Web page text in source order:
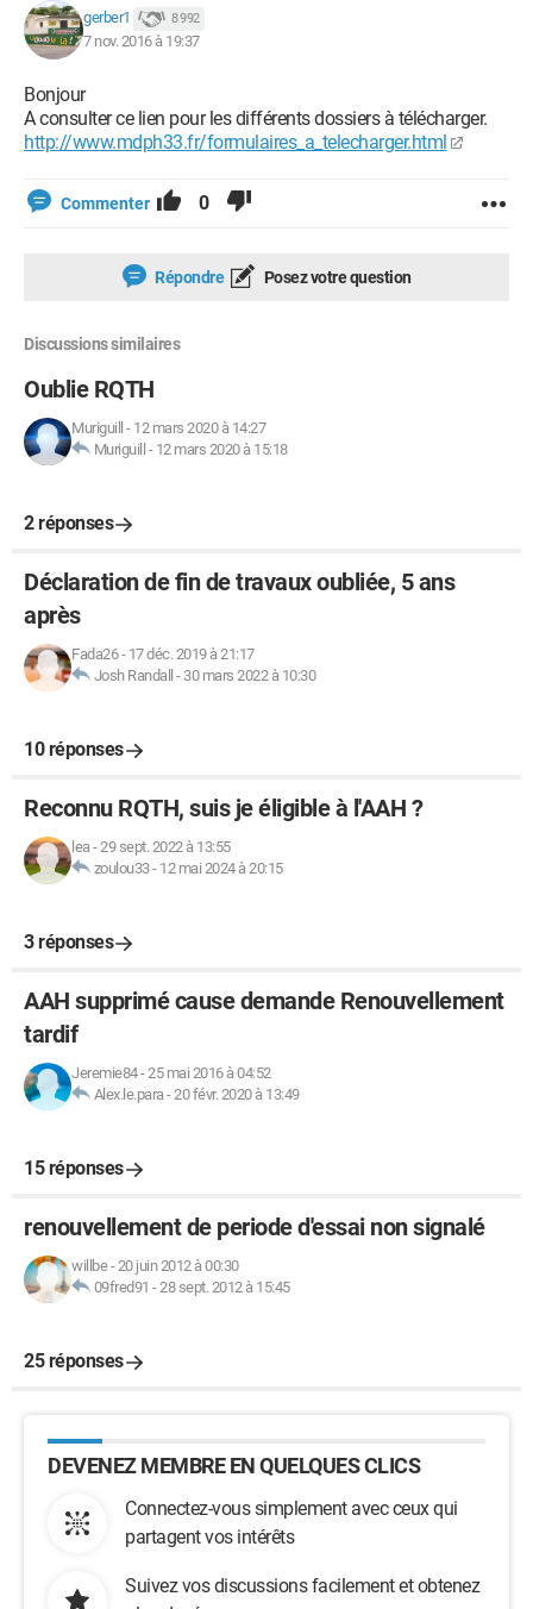
gerber1 8 992
7 nov. 2016 à 19:37
Bonjour
A consulter ce lien pour les différents dossiers à télécharger.
http://www.mdph33.fr/formulaires_a_telecharger.html
Commenter 0
Répondre Posez votre question
Discussions similaires
Oublie RQTH
Muriguill - 12 mars 2020 à 14:27
Muriguill - 12 mars 2020 à 15:18
2 réponses
Déclaration de fin de travaux oubliée, 5 ans
après
Fada26- 17 déc. 2019 à 21:17
Josh Randall - 30 mars 2022 à 10:30
10 réponses
Reconnu RQTH, suis je éligible à l'AAH ?
lea-29 sept. 2022 à 13:55
zoulou33- 12 mai 2024 à 20:15
3 réponses
AAH supprimé cause demande Renouvellement
tardif
Jeremie84-25 mai 2016 à 04:52
Alex.le.para-20 févr. 2020 à 13:49
15 réponses
renouvellement de periode d'essai non signalé
willbe-20 juin 2012 à 00:30
09fred91 -28 sept. 2012 à 15:45
25 réponses
DEVENEZ MEMBRE EN QUELQUES CLICS
Connectez-vous simplement avec ceux qui
partagent vos intérêts
Suivez vos discussions facilement et obtenez